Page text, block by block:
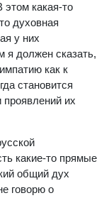
этом какая-то
духовная
у них
я должен сказать,
как к
становится
проявлений их
какие-то прямые
общий дух
говорю о